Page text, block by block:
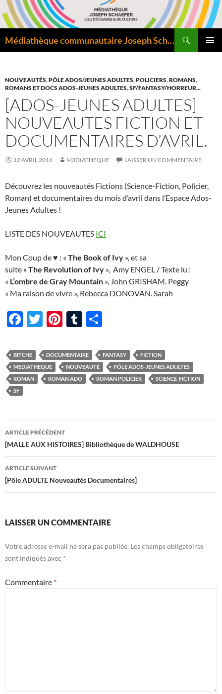
Aller
au
contenu
Médiathèque communautaire Joseph Schaefer de Bitche – Pôle départemental de lecture publique
NOUVEAUTÉS,PÔLE ADOS/JEUNES ADULTES,POLICIERS,ROMANS,
ROMANS ET DOCS ADOS-JEUNES ADULTES,SF/FANTASY/HORREUR...
[ADOS-JEUNES ADULTES]
NOUVEAUTES FICTION ET
DOCUMENTAIRES D’AVRIL.
12 AVRIL 2016 M3DIATHEQUE LAISSER UN COMMENTAIRE
Découvrez les nouveautés Fictions (Science-Fiction, Policier,
Roman) et documentaires du mois d’avril dans l’Espace Ados-
Jeunes Adultes !
LISTE DES NOUVEAUTES ICI
Mon Coup de ♥ : « The Book of Ivy », et sa
suite « The Revolution of Ivy », Amy ENGEL / Texte lu :
« L’ombre de Gray Mountain », John GRISHAM. Peggy
« Ma raison de vivre », Rebecca DONOVAN. Sarah
F
e
b
o
T
itt
er
Pi
er
es
t
T
m
bl
r
ta
g
er
BITCHE DOCUMENTAIRE FANTASY
FICTION
MEDIATHEQUE
NOUVEAUTÉ
PÔLE ADOS-JEUNES ADULTES
ROMAN
ROMAN ADO ROMAN POLICIER
SCIENCE-FICTION
SF
Navigation
des
articles
ARTICLE PRÉCÉDENT
[MALLE AUX HISTOIRES] Bibliothèque de WALDHOUSE
ARTICLE SUIVANT
[Pôle ADULTE Nouveautés Documentaires]
LAISSER UN COMMENTAIRE
Votre adresse e-mail ne sera pas publiée. Les champs obligatoires
sont indiqués avec *
Commentaire *